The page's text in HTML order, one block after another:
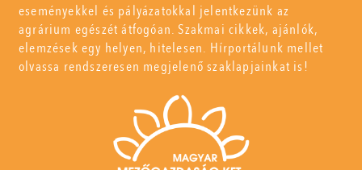
eseményekkel és pályázatokkal jelentkezünk az
agrárium egészét átfogóan. Szakmai cikkek, ajánlók,
elemzések egy helyen, hitelesen. Hírportálunk mellet
olvassa rendszeresen megjelenő szaklapjainkat is!